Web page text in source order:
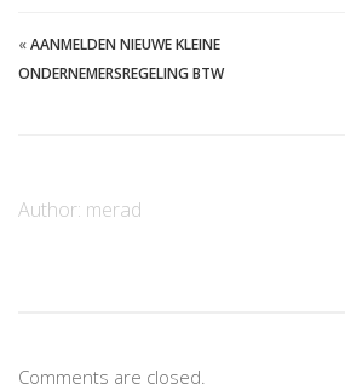
«AANMELDEN NIEUWE KLEINE
ONDERNEMERSREGELING BTW
Author: merad
Comments are closed.